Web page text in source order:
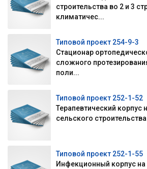
строительства во 2 и 3
климатичес...
Типовой проект 254-9-3
Стационар
сложного
поли...
Типовой проект 252-1-52
Терапевтический корпус
сельского строительства
Типовой проект 252-1-55
Инфекционный корпус на